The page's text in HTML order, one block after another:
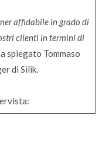
affidabile in grado di
clienti in termini di
spiegato Tommaso
di Silik.